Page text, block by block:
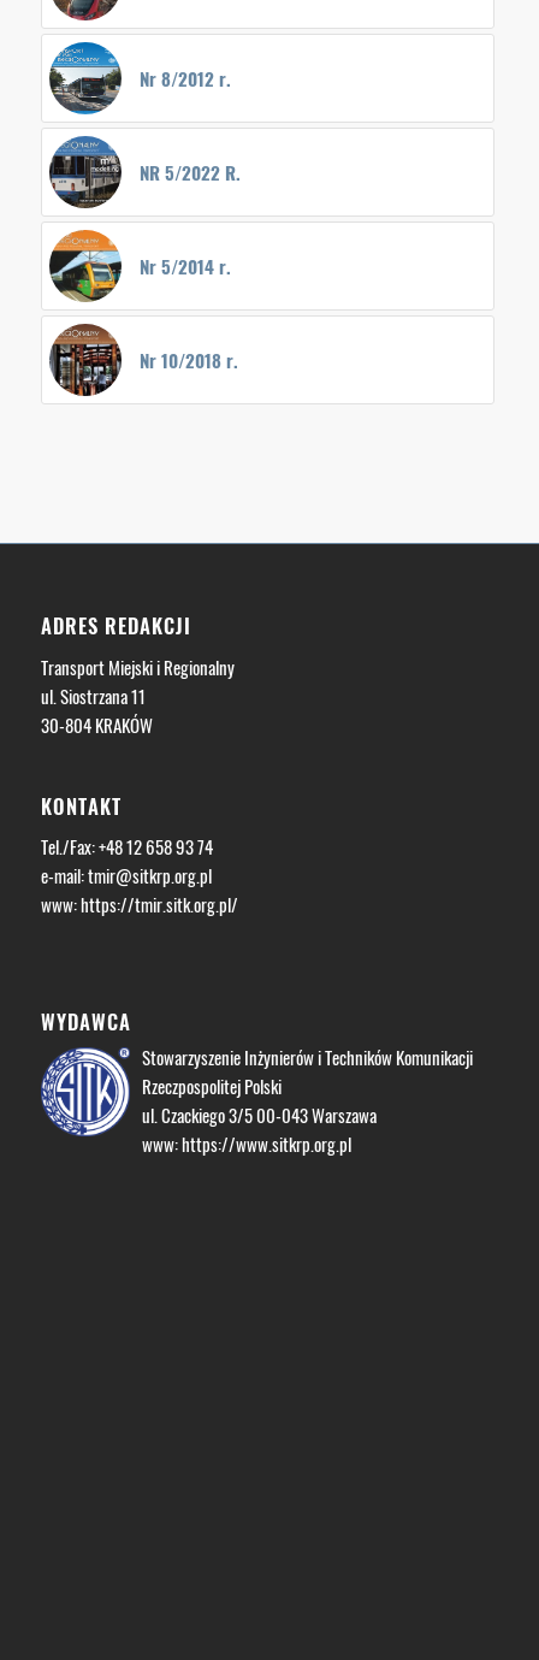
Nr 8/2012 r.
NR 5/2022 R.
Nr 5/2014 r.
Nr 10/2018 r.
ADRES REDAKCJI
Transport Miejski i Regionalny
ul. Siostrzana 11
30-804 KRAKÓW
KONTAKT
Tel./Fax: +48 12 658 93 74
e-mail:tmir@sitkrp.org.pl
www:https://tmir.sitk.org.pl/
WYDAWCA
Stowarzyszenie Inżynierów i Techników Komunikacji
Rzeczpospolitej Polski
ul. Czackiego 3/5 00-043 Warszawa
www:https://www.sitkrp.org.pl